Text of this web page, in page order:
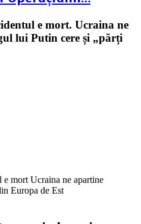
e mort. Ucraina ne
lui Putin cere și „părți